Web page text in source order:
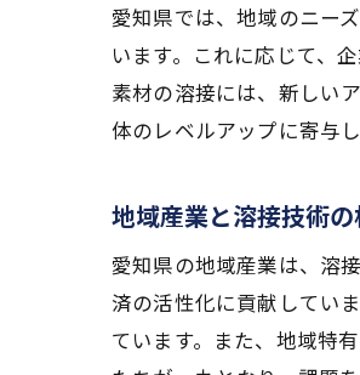
愛知県では、地域のニー
います。これに応じて、
素材の溶接には、新しい
体のレベルアップに寄与
地域産業と溶接技術
愛知県の地域産業は、溶
済の活性化に貢献してい
ています。また、地域特